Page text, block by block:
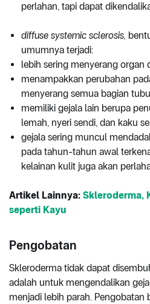
perlahan, tapi dapat
diffuse systemic sclerosis,
umumnya terjadi:
lebih sering menyerang organ
menampakkan perubahan
menyerang semua bagian
memiliki gejala lain berupa
lemah, nyeri sendi, dan kaku
gejala sering muncul
pada tahun-tahun awal
kelainan kulit juga akan
Artikel Lainnya: Skleroderma,
seperti Kayu
Pengobatan
Skleroderma tidak dapat
adalah untuk mengendalikan
menjadi lebih parah. Pengobatan